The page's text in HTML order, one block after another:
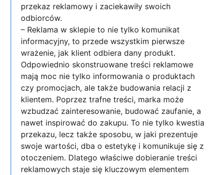
przekaz reklamowy i zaciekawiły swoich
odbiorców.
– Reklama w sklepie to nie tylko komunikat
informacyjny, to przede wszystkim pierwsze
wrażenie, jak klient odbiera dany produkt.
Odpowiednio skonstruowane treści reklamowe
mają moc nie tylko informowania o produktach
czy promocjach, ale także budowania relacji z
klientem. Poprzez trafne treści, marka może
wzbudzać zainteresowanie, budować zaufanie, a
nawet inspirować do zakupu. To nie tylko kwestia
przekazu, lecz także sposobu, w jaki prezentuje
swoje wartości, dba o estetykę i komunikuje się z
otoczeniem. Dlatego właściwe dobieranie treści
reklamowych staje się kluczowym elementem